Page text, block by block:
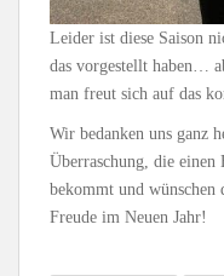
Leider ist diese Saison
das vorgestellt haben…
man freut sich auf das
Wir bedanken uns ganz
Überraschung, die einen
bekommt und wünschen
Freude im Neuen Jahr!